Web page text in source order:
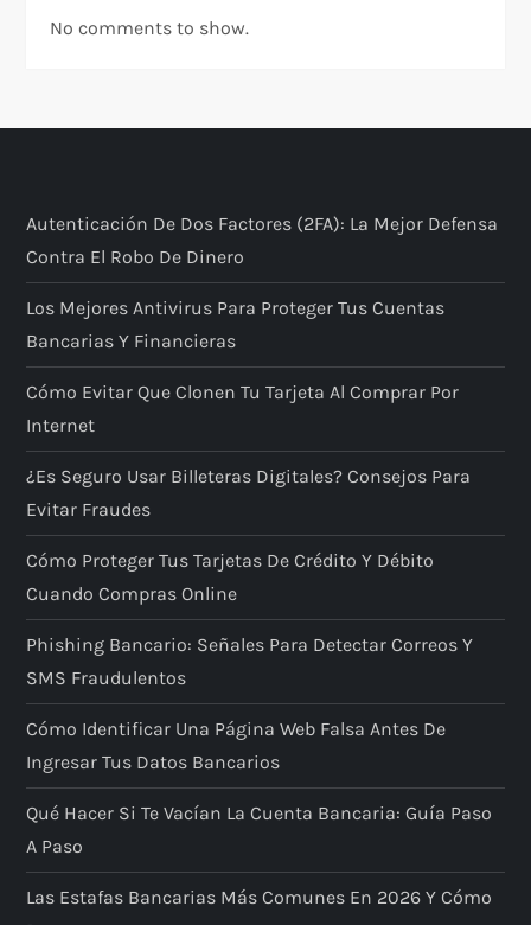
No comments to show.
Autenticación De Dos Factores (2FA): La Mejor Defensa
Contra El Robo De Dinero
Los Mejores Antivirus Para Proteger Tus Cuentas
Bancarias Y Financieras
Cómo Evitar Que Clonen Tu Tarjeta Al Comprar Por
Internet
¿Es Seguro Usar Billeteras Digitales? Consejos Para
Evitar Fraudes
Cómo Proteger Tus Tarjetas De Crédito Y Débito
Cuando Compras Online
Phishing Bancario: Señales Para Detectar Correos Y
SMS Fraudulentos
Cómo Identificar Una Página Web Falsa Antes De
Ingresar Tus Datos Bancarios
Qué Hacer Si Te Vacían La Cuenta Bancaria: Guía Paso
A Paso
Las Estafas Bancarias Más Comunes En 2026 Y Cómo